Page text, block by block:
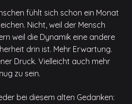
fühlt sich schon ein Monat
Nicht, weil der Mensch
weil die Dynamik eine andere
drin ist. Mehr Erwartung.
Druck. Vielleicht auch mehr
zu sein.
bei diesem alten Gedanken: